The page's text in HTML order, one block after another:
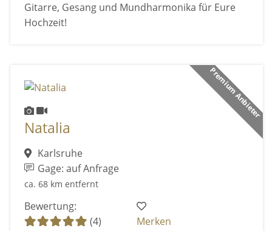
Gitarre, Gesang und Mundharmonika für Eure
Hochzeit!
Premium Anbieter
Natalia
Karlsruhe
Gage: auf Anfrage
ca. 68 km entfernt
Bewertung:
(4)
Merken